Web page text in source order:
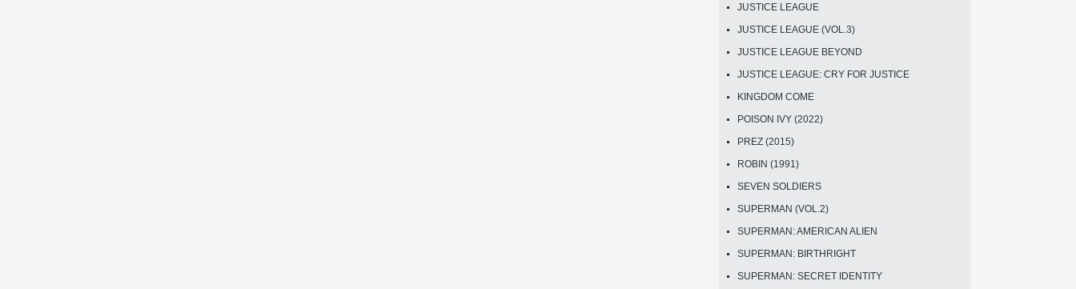
JUSTICE LEAGUE
JUSTICE LEAGUE (VOL.3)
JUSTICE LEAGUE BEYOND
JUSTICE LEAGUE: CRY FOR JUSTICE
KINGDOM COME
POISON IVY (2022)
PREZ (2015)
ROBIN (1991)
SEVEN SOLDIERS
SUPERMAN (VOL.2)
SUPERMAN: AMERICAN ALIEN
SUPERMAN: BIRTHRIGHT
SUPERMAN: SECRET IDENTITY